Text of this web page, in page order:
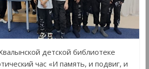
детской библиотеке
час «И память, и подвиг, и